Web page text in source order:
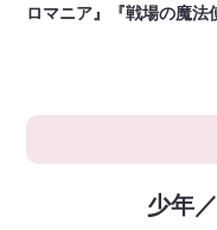
ロマニア』『戦場の魔法
少年